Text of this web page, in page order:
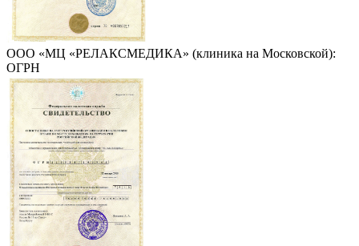
ООО «МЦ «РЕЛАКСМЕДИКА» (клиника на Московской):
ОГРН